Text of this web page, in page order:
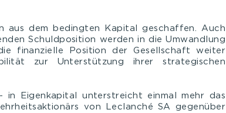
aus dem bedingten Kapital geschaffen. Auch
Schuldposition werden in die Umwandlung
finanzielle Position der Gesellschaft weiter
zur Unterstützung ihrer strategischen
in Eigenkapital unterstreicht einmal mehr das
von Leclanché SA gegenüber